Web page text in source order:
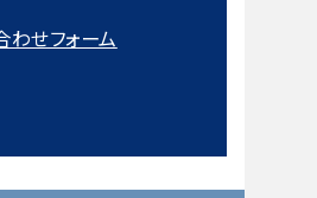
わせフォーム